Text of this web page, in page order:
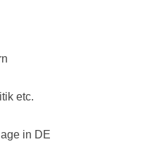
steigern
von Politik etc.
in DE